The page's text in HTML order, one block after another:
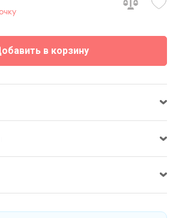
в корзину
о Кровать Evotek